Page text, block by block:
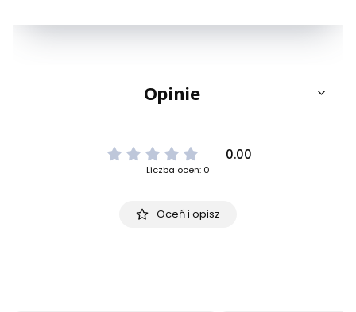
Opinie
0.00
Liczba ocen: 0
Oceń i opisz